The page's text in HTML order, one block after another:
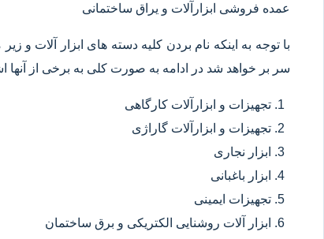
عمده فروشی ابزارآلات و یراق ساختمانی
با توجه به اینکه نام بردن کلیه دسته های ابزار آلات و
سر بر خواهد شد در ادامه به صورت کلی به برخی از آنها
تجهیزات و ابزارآلات کارگاهی
تجهیزات و ابزارآلات گاراژی
ابزار نجاری
ابزار باغبانی
تجهیزات ایمینی
ابزار آلات روشنایی الکتریکی و برق ساختمان